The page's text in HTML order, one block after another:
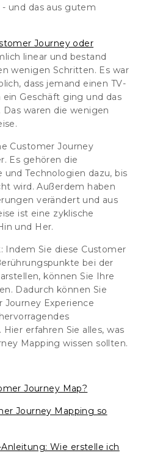
und das aus gutem
Journey oder
linear und bestand
wenigen Schritten. Es war
dass jemand einen TV-
Geschäft ging und das
waren die wenigen
Customer Journey
Es gehören die
und Technologien dazu, bis
wird. Außerdem haben
verändert und aus
ist eine zyklische
und Her.
Indem Sie diese Customer
bei der
können Sie Ihre
Dadurch können Sie
Journey Experience
erfahren Sie alles, was
Mapping wissen sollten.
Journey Map?
Journey Mapping so
Wie erstelle ich